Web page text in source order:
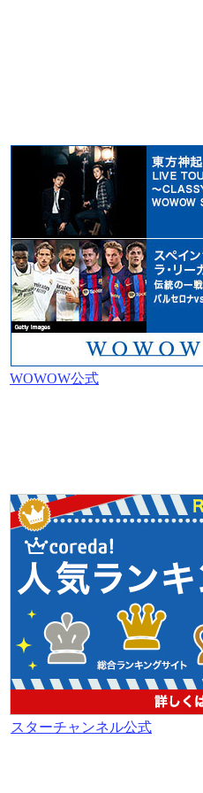
WOWOW公式
スターチャンネル公式